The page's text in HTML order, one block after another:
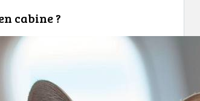
cabine ?